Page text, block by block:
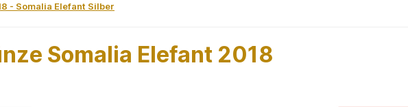
- Somalia Elefant Silber
Somalia Elefant 2018